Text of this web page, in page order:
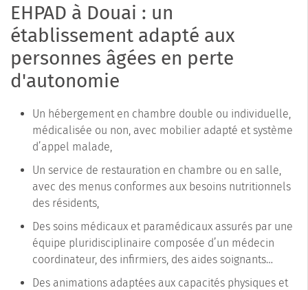
EHPAD à Douai : un
établissement adapté aux
personnes âgées en perte
d'autonomie
Un hébergement en chambre double ou individuelle,
médicalisée ou non, avec mobilier adapté et système
d’appel malade,
Un service de restauration en chambre ou en salle,
avec des menus conformes aux besoins nutritionnels
des résidents,
Des soins médicaux et paramédicaux assurés par une
équipe pluridisciplinaire composée d’un médecin
coordinateur, des infirmiers, des aides soignants…
Des animations adaptées aux capacités physiques et